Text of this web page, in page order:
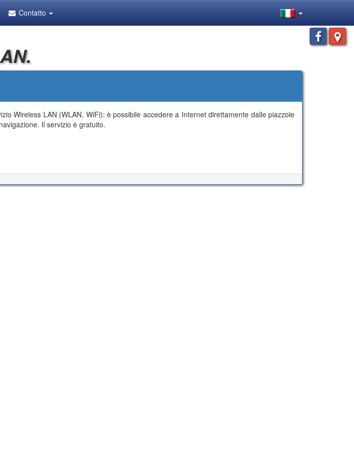
Contatto
Wireless LAN (WLAN, WiFi): è possibile accedere a Internet direttamente dalle piazzole
Il servizio è gratuito.